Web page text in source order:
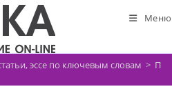
Меню
эссе по ключевым словам >